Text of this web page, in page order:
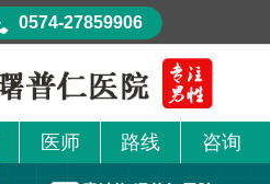
医师 路线 咨询
0574-27859906